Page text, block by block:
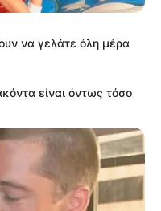
να γελάτε όλη μέρα
είναι όντως τόσο